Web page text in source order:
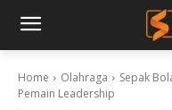
Home Olahraga
Sepak
Pemain Leadership